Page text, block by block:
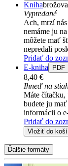
Kniha
Vypredané
Ach, mrzí
nemáme ju
môžete mať
nepredali
Pridať do
E-kniha
PDF
8,40 €
Ihneď na
Máte čítačku,
budete ju
informácii o
Pridať do
Vložiť do
Ďalšie formáty